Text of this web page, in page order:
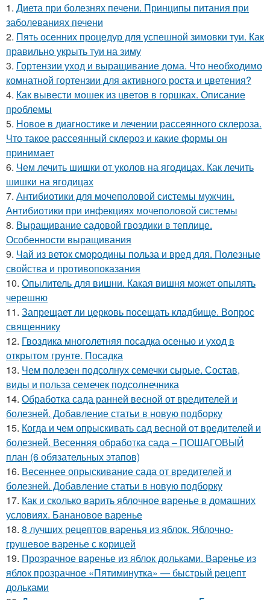
1. Диета при болезнях печени. Принципы питания при
заболеваниях печени
2. Пять осенних процедур для успешной зимовки туи. Как
правильно укрыть туи на зиму
3. Гортензии уход и выращивание дома. Что необходимо
комнатной гортензии для активного роста и цветения?
4. Как вывести мошек из цветов в горшках. Описание
проблемы
5. Новое в диагностике и лечении рассеянного склероза.
Что такое рассеянный склероз и какие формы он
принимает
6. Чем лечить шишки от уколов на ягодицах. Как лечить
шишки на ягодицах
7. Антибиотики для мочеполовой системы мужчин.
Антибиотики при инфекциях мочеполовой системы
8. Выращивание садовой гвоздики в теплице.
Особенности выращивания
9. Чай из веток смородины польза и вред для. Полезные
свойства и противопоказания
10. Опылитель для вишни. Какая вишня может опылять
черешню
11. Запрещает ли церковь посещать кладбище. Вопрос
священнику
12. Гвоздика многолетняя посадка осенью и уход в
открытом грунте. Посадка
13. Чем полезен подсолнух семечки сырые. Состав,
виды и польза семечек подсолнечника
14. Обработка сада ранней весной от вредителей и
болезней. Добавление статьи в новую подборку
15. Когда и чем опрыскивать сад весной от вредителей и
болезней. Весенняя обработка сада – ПОШАГОВЫЙ
план (6 обязательных этапов)
16. Весеннее опрыскивание сада от вредителей и
болезней. Добавление статьи в новую подборку
17. Как и сколько варить яблочное варенье в домашних
условиях. Банановое варенье
18. 8 лучших рецептов варенья из яблок. Яблочно-
грушевое варенье с корицей
19. Прозрачное варенье из яблок дольками. Варенье из
яблок прозрачное «Пятиминутка» — быстрый рецепт
дольками